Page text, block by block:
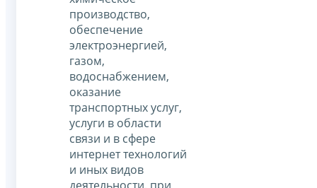
производство,
обеспечение
электроэнергией,
газом,
водоснабжением,
оказание
транспортных услуг,
услуги в области
связи и в сфере
интернет технологий
и иных видов